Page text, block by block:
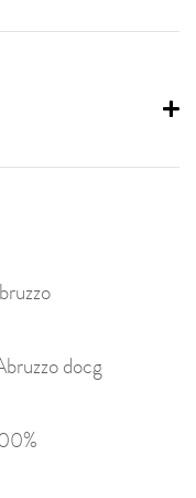
docg